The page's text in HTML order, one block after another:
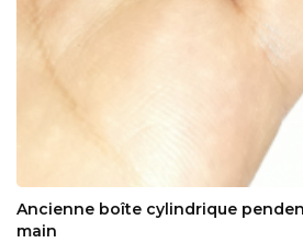
Ancienne boîte cylindrique
main